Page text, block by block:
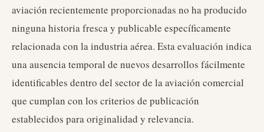
aviación recientemente proporcionadas no ha producido
ninguna historia fresca y publicable específicamente
relacionada con la industria aérea. Esta evaluación indica
una ausencia temporal de nuevos desarrollos fácilmente
identificables dentro del sector de la aviación comercial
que cumplan con los criterios de publicación
establecidos para originalidad y relevancia.